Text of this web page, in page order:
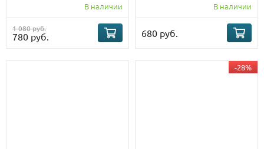
В наличии
1 080 руб.
780 руб.
В наличии
680 руб.
-28%